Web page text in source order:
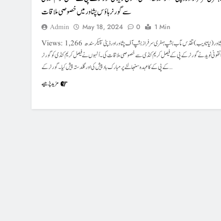
سے گورنر ہاؤس پشاور میں خصوصی ملاقات
Admin May 18, 2024 0 1 Min
Views: 1,266 پشاور (نیاتادیب) تقدس مآب بشپ ہمفری سرفراز بشپ آف پشاور اور ڈپٹی سپیکر سندھ
انتھونی نوید نے گورنر کے پی کے فیصل کریم کنڈی سے خصوصی ملاقات کی۔ اُنہوں نے فیصل کریم کنڈی کو گورنر
کے پی کے کا عہدہ سنبھالنے پر مبارک باد پیش کی اور گلدستہ پیش کیا۔ گورنر کے…
مزید پڑھیے